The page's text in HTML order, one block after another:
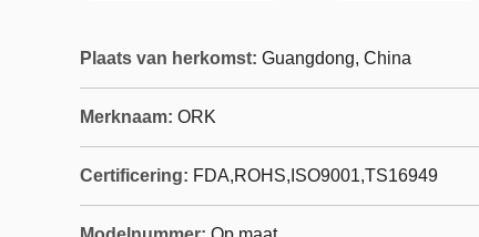
Plaats van herkomst: Guangdong, China
Merknaam: ORK
Certificering: FDA,ROHS,ISO9001,TS16949